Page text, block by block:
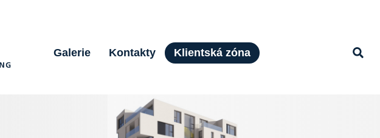
Galerie Kontakty Klientská zóna